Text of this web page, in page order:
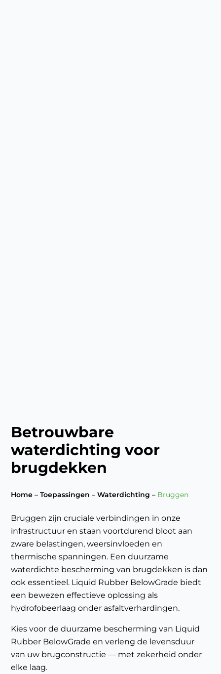
Betrouwbare
waterdichting voor
brugdekken
Home –Toepassingen –Waterdichting – Bruggen
Bruggen zijn cruciale verbindingen in onze
infrastructuur en staan voortdurend bloot aan
zware belastingen, weersinvloeden en
thermische spanningen. Een duurzame
waterdichte bescherming van brugdekken is dan
ook essentieel. Liquid Rubber BelowGrade biedt
een bewezen effectieve oplossing als
hydrofobeerlaag onder asfaltverhardingen.
Kies voor de duurzame bescherming van Liquid
Rubber BelowGrade en verleng de levensduur
van uw brugconstructie — met zekerheid onder
elke laag.